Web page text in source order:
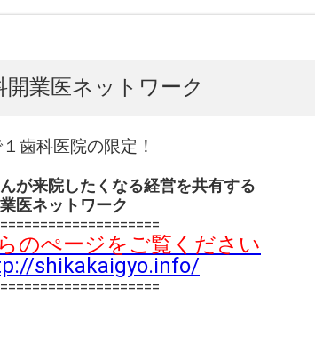
開業医ネットワーク
歯科医院の限定！
が来院したくなる経営を共有する
医ネットワーク
のぺージをご覧ください
shikakaigyo.info/